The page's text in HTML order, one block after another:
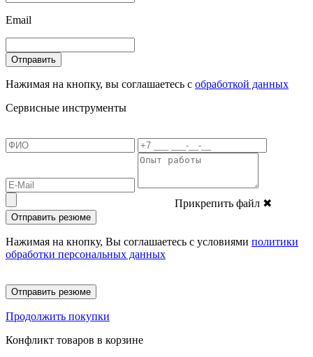
Email
Отправить
Нажимая на кнопку, вы соглашаетесь с обработкой данных
Сервисные инструменты
Прикрепить файл ✖
Отправить резюме
Нажимая на кнопку, Вы соглашаетесь с условиями политики
обработки персональных данных
Отправить резюме
Продолжить покупки
Конфликт товаров в корзине